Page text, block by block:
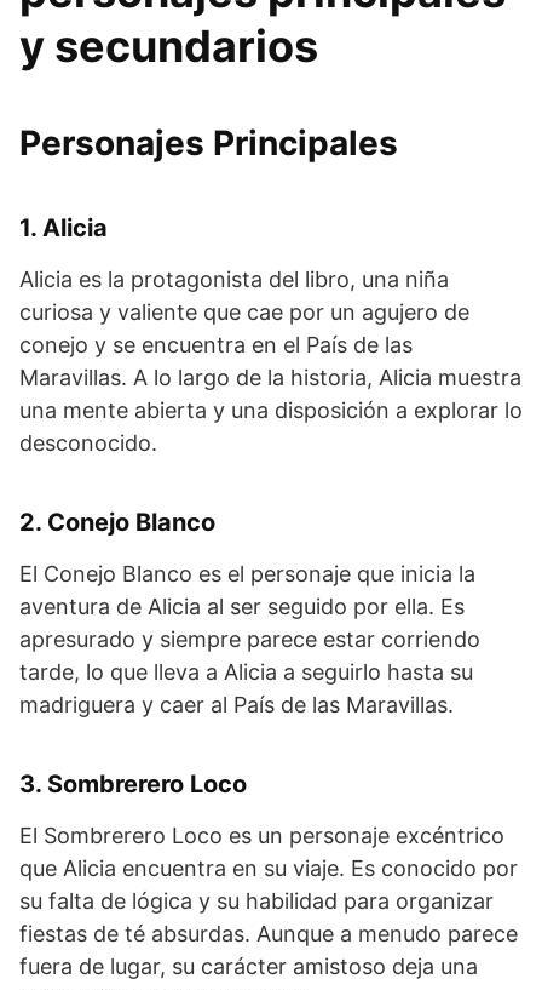
y secundarios
Personajes Principales
1. Alicia
Alicia es la protagonista del libro, una niña
curiosa y valiente que cae por un agujero de
conejo y se encuentra en el País de las
Maravillas. A lo largo de la historia, Alicia muestra
una mente abierta y una disposición a explorar lo
desconocido.
2. Conejo Blanco
El Conejo Blanco es el personaje que inicia la
aventura de Alicia al ser seguido por ella. Es
apresurado y siempre parece estar corriendo
tarde, lo que lleva a Alicia a seguirlo hasta su
madriguera y caer al País de las Maravillas.
3. Sombrerero Loco
El Sombrerero Loco es un personaje excéntrico
que Alicia encuentra en su viaje. Es conocido por
su falta de lógica y su habilidad para organizar
fiestas de té absurdas. Aunque a menudo parece
fuera de lugar, su carácter amistoso deja una